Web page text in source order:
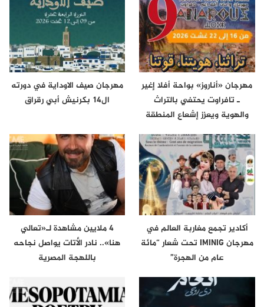
مهرجان «أناروز» بواحة أفلا إغير
ـ تافراوت يحتفي بالتراث
والهوية ويعزز إشعاع المنطقة
مهرجان صيف الاوداية في دورته
ال14 بكرنيش أبي رقراق
أكادير تجمع مغاربة العالم في
مهرجان IMINIG تحت شعار “مائة
عام من الهجرة”
4 ملايين مشاهدة لـ«تعالي
هنا».. نادر الأتات يواصل نجاحه
باللهجة المصرية